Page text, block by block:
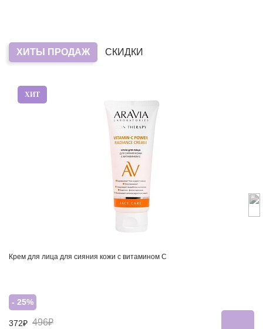
ХИТЫ ПРОДАЖ СКИДКИ
ХИТ
Крем для лица для сияния кожи с витамином С
- 25%
372₽ 496₽